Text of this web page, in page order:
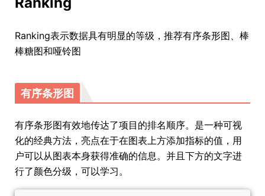
Ranking表示数据具有明显的等级，推荐有序条形图、棒
棒糖图和哑铃图
有序条形图
有序条形图有效地传达了项目的排名顺序。是一种可视
化的经典方法，亮点在于在图表上方添加指标的值，用
户可以从图表本身获得准确的信息。并且下方的文字进
行了颜色分级，可以学习。